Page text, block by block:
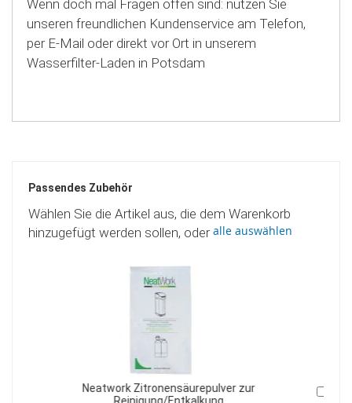
Wenn doch mal Fragen offen sind: nutzen Sie
unseren freundlichen Kundenservice am Telefon,
per E-Mail oder direkt vor Ort in unserem
Wasserfilter-Laden in Potsdam
Passendes Zubehör
Wählen Sie die Artikel aus, die dem Warenkorb
hinzugefügt werden sollen, oderalle auswählen
Softener Desinfektion BacWater zur Reinigung